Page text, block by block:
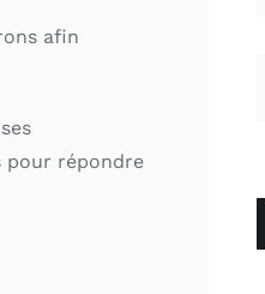
afin
pour répondre